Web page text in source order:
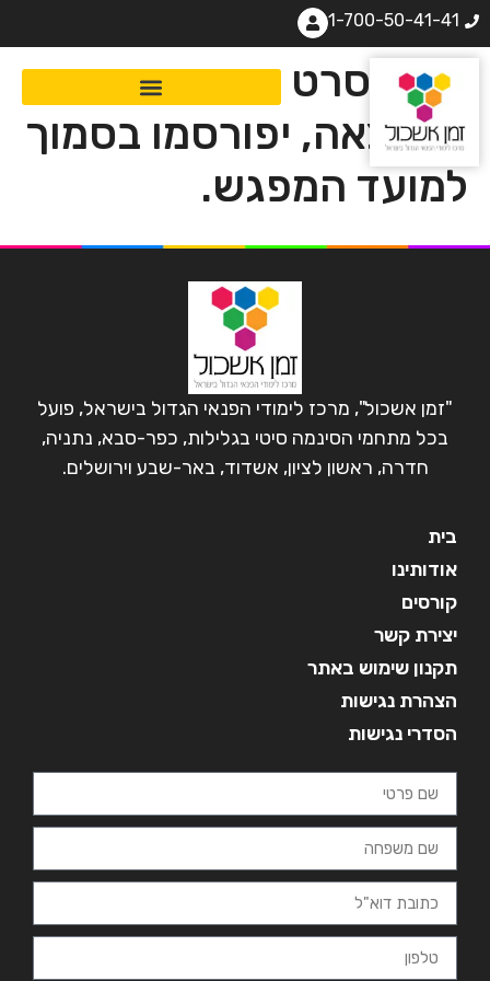
1-700-50-41-41
שם הסרט שיוקרן ופירוט
ההרצאה, יפורסמו בסמוך
למועד המפגש.
"זמן אשכול", מרכז לימודי הפנאי הגדול בישראל, פועל
בכל מתחמי הסינמה סיטי בגלילות, כפר-סבא, נתניה,
חדרה, ראשון לציון, אשדוד, באר-שבע וירושלים.
בית
אודותינו
קורסים
יצירת קשר
תקנון שימוש באתר
הצהרת נגישות
הסדרי נגישות